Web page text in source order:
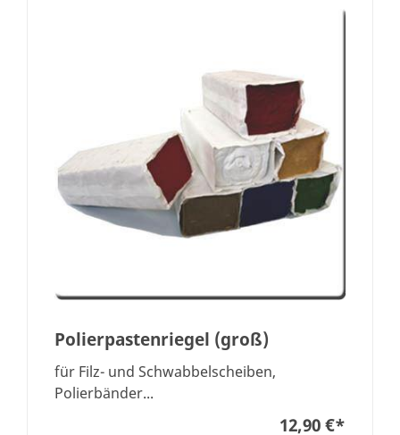
Polierpastenriegel (groß)
für Filz- und Schwabbelscheiben,
Polierbänder...
12,90 €*